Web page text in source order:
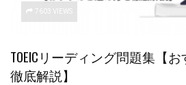
7603 VIEWS
TOEICリーディング問題集【
徹底解説】